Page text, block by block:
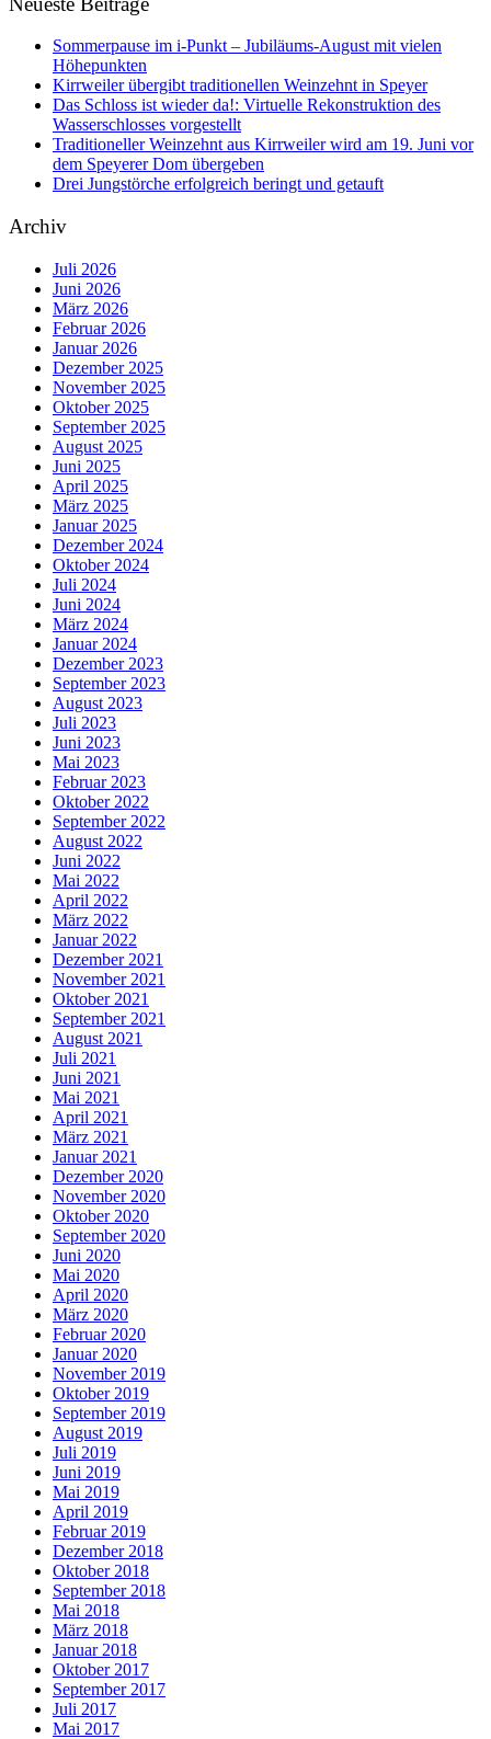
Sommerpause im i-Punkt – Jubiläums-August mit vielen
Höhepunkten
Kirrweiler übergibt traditionellen Weinzehnt in Speyer
Das Schloss ist wieder da!: Virtuelle Rekonstruktion des
Wasserschlosses vorgestellt
Traditioneller Weinzehnt aus Kirrweiler wird am 19. Juni vor
dem Speyerer Dom übergeben
Drei Jungstörche erfolgreich beringt und getauft
Archiv
Juli 2026
Juni 2026
März 2026
Februar 2026
Januar 2026
Dezember 2025
November 2025
Oktober 2025
September 2025
August 2025
Juni 2025
April 2025
März 2025
Januar 2025
Dezember 2024
Oktober 2024
Juli 2024
Juni 2024
März 2024
Januar 2024
Dezember 2023
September 2023
August 2023
Juli 2023
Juni 2023
Mai 2023
Februar 2023
Oktober 2022
September 2022
August 2022
Juni 2022
Mai 2022
April 2022
März 2022
Januar 2022
Dezember 2021
November 2021
Oktober 2021
September 2021
August 2021
Juli 2021
Juni 2021
Mai 2021
April 2021
März 2021
Januar 2021
Dezember 2020
November 2020
Oktober 2020
September 2020
Juni 2020
Mai 2020
April 2020
März 2020
Februar 2020
Januar 2020
November 2019
Oktober 2019
September 2019
August 2019
Juli 2019
Juni 2019
Mai 2019
April 2019
Februar 2019
Dezember 2018
Oktober 2018
September 2018
Mai 2018
März 2018
Januar 2018
Oktober 2017
September 2017
Juli 2017
Mai 2017